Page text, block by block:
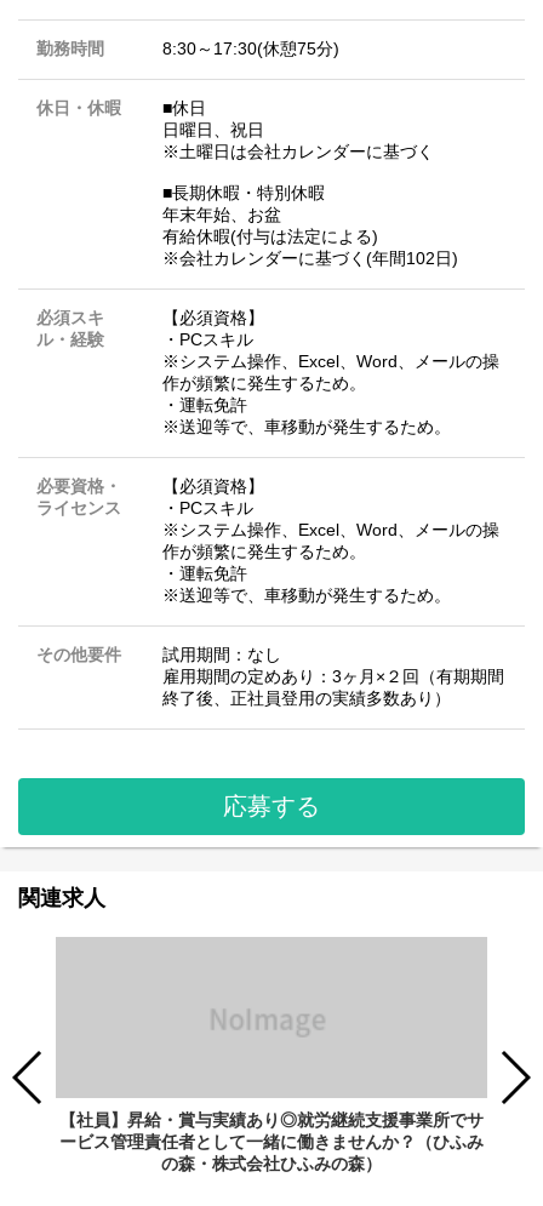
勤務時間 8:30～17:30(休憩75分)
休日・休暇
■休日
日曜日、祝日
※土曜日は会社カレンダーに基づく
■長期休暇・特別休暇
年末年始、お盆
有給休暇(付与は法定による)
※会社カレンダーに基づく(年間102日)
必須スキ
ル・経験
【必須資格】
・PCスキル
※システム操作、Excel、Word、メールの操
作が頻繁に発生するため。
・運転免許
※送迎等で、車移動が発生するため。
必要資格・
ライセンス
【必須資格】
・PCスキル
※システム操作、Excel、Word、メールの操
作が頻繁に発生するため。
・運転免許
※送迎等で、車移動が発生するため。
その他要件
試用期間：なし
雇用期間の定めあり：3ヶ月×２回（有期期間
終了後、正社員登用の実績多数あり）
応募する
関連求人
【社員】昇給・賞与実績あり◎就労継続支援事業所でサ
ービス管理責任者として一緒に働きませんか？（ひふみ
の森・株式会社ひふみの森）